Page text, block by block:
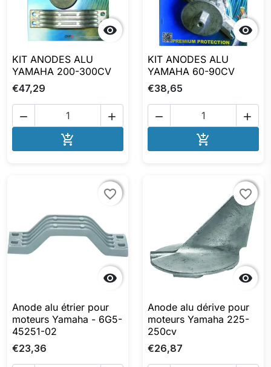

KIT ANODES ALU
YAMAHA 200-300CV
€47,29
 


KIT ANODES ALU
YAMAHA 60-90CV
€38,65
 


favorite_border
favorite_border
Anode alu étrier pour
moteurs Yamaha - 6G5-
45251-02
€23,36

favorite_border
favorite_border
Anode alu dérive pour
moteurs Yamaha 225-
250cv
€26,87